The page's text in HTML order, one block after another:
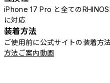
iPhone 17 Pro と全ての
に対応
装着方法
ご使用前に公式サイトの装着方
方法ご案内動画